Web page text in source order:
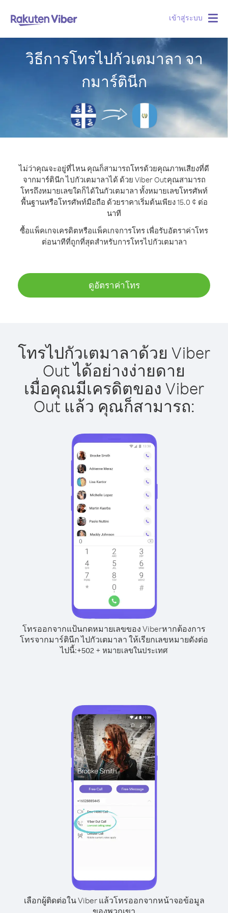
เข้าสู่ระบบ
วิธีการโทรไปกัวเตมาลา จา
กมาร์ตินีก
ไม่ว่าคุณจะอยู่ที่ไหน คุณก็สามารถโทรด้วยคุณภาพเสียงที่ดี
จากมาร์ตินีก ไปกัวเตมาลาได้ ด้วย Viber Outคุณสามารถ
โทรถึงหมายเลขใดก็ได้ในกัวเตมาลา ทั้งหมายเลขโทรศัพท์
พื้นฐานหรือโทรศัพท์มือถือ ด้วยราคาเริ่มต้นเพียง 15.0 ¢ ต่อ
นาที
ซื้อแพ็คเกจเครดิตหรือแพ็คเกจการโทร เพื่อรับอัตราค่าโทร
ต่อนาทีที่ถูกที่สุดสำหรับการโทรไปกัวเตมาลา
ดูอัตราค่าโทร
โทรไปกัวเตมาลาด้วย Viber
Out ได้อย่างง่ายดาย
เมื่อคุณมีเครดิตของ Viber
Out แล้ว คุณก็สามารถ:
โทรออกจากแป้นกดหมายเลขของ Viberหากต้องการ
โทรจากมาร์ตินีก ไปกัวเตมาลา ให้เรียกเลขหมายดังต่อ
ไปนี้:+502 + หมายเลขในประเทศ
เลือกผู้ติดต่อใน Viber แล้วโทรออกจากหน้าจอข้อมูล
ของพวกเขา